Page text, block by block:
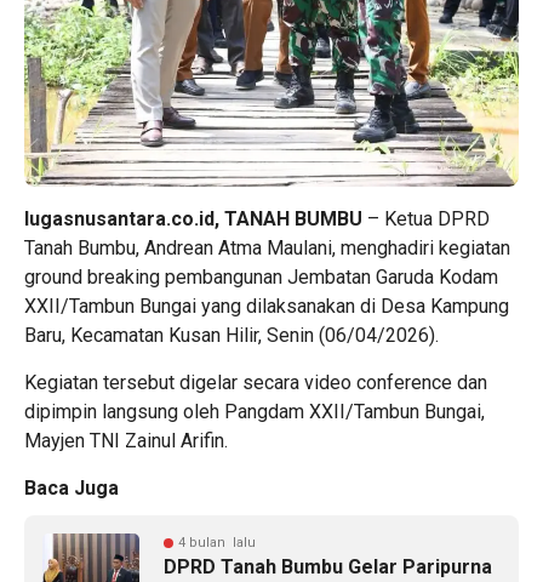
lugasnusantara.co.id, TANAH BUMBU – Ketua DPRD
Tanah Bumbu, Andrean Atma Maulani, menghadiri kegiatan
ground breaking pembangunan Jembatan Garuda Kodam
XXII/Tambun Bungai yang dilaksanakan di Desa Kampung
Baru, Kecamatan Kusan Hilir, Senin (06/04/2026).
Kegiatan tersebut digelar secara video conference dan
dipimpin langsung oleh Pangdam XXII/Tambun Bungai,
Mayjen TNI Zainul Arifin.
Baca Juga
4 bulan lalu
DPRD Tanah Bumbu Gelar Paripurna